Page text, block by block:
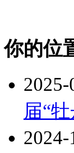
你的位
2025-
届“
2024-